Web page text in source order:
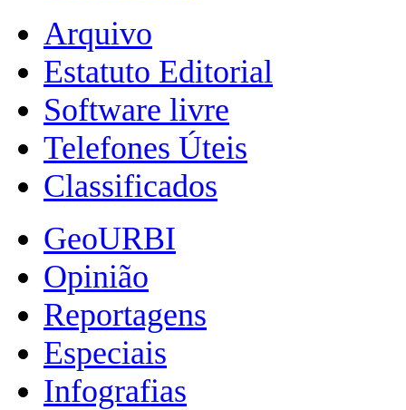
Arquivo
Estatuto Editorial
Software livre
Telefones Úteis
Classificados
GeoURBI
Opinião
Reportagens
Especiais
Infografias